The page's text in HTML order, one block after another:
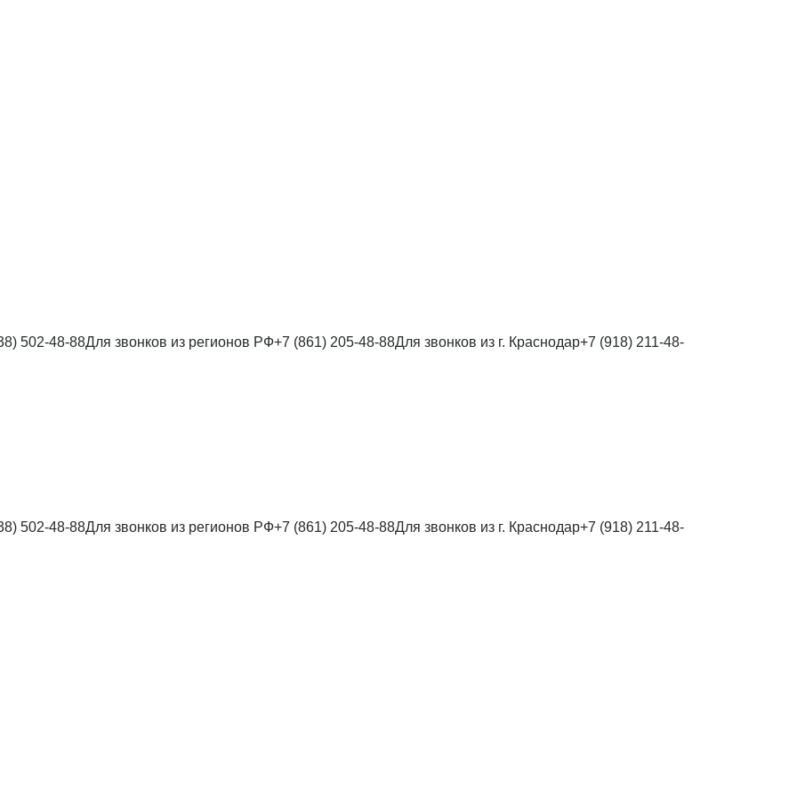
502-48-88Для звонков из регионов РФ+7 (861) 205-48-88Для звонков из г. Краснодар+7 (918) 211-48-
502-48-88Для звонков из регионов РФ+7 (861) 205-48-88Для звонков из г. Краснодар+7 (918) 211-48-